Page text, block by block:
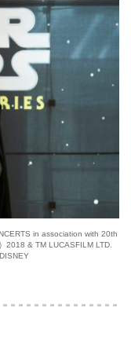
in association with 20th
2018 & TM LUCASFILM LTD.